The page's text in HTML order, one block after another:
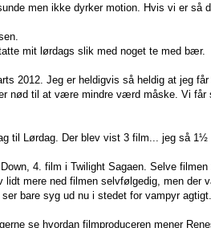
men ikke dyrker motion. Hvis vi er så
mit lørdags slik med noget te med bær.
2012. Jeg er heldigvis så heldig at jeg
nød til at være mindre værd måske. Vi får
til Lørdag. Der blev vist 3 film... jeg så 1½
4. film i Twilight Sagaen. Selve
mere ned filmen selvfølgedig, men der
bare syg ud nu i stedet for vampyr
se hvordan filmproduceren mener